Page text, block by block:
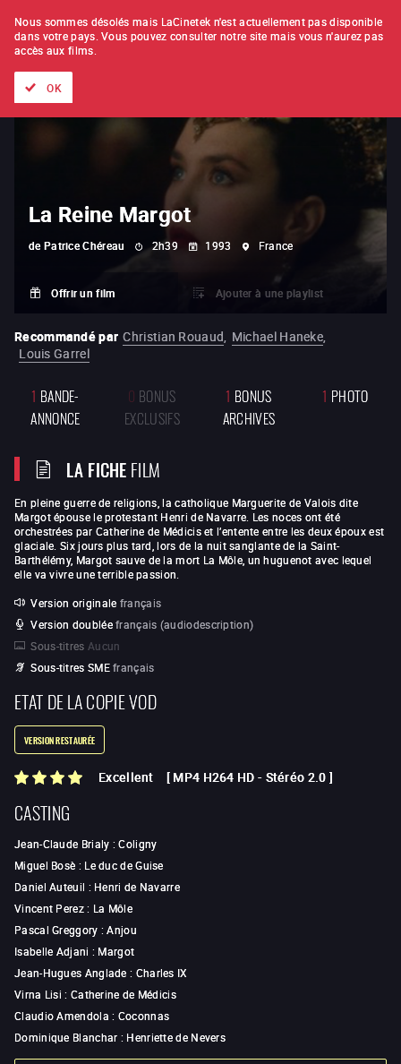
À L'UNITÉ ABONNEMENT
La Reine Margot
de Patrice Chéreau 2h39 1993 France
Offrir un film Ajouter à une playlist
Recommandé par Christian Rouaud, Michael Haneke,
Louis Garrel
1 BANDE-
ANNONCE
0 BONUS
EXCLUSIFS
1 BONUS
ARCHIVES
1 PHOTO
LA FICHEFILM
En pleine guerre de religions, la catholique Marguerite de Valois dite
Margot épouse le protestant Henri de Navarre. Les noces ont été
orchestrées par Catherine de Médicis et l’entente entre les deux époux est
glaciale. Six jours plus tard, lors de la nuit sanglante de la Saint-
Barthélémy, Margot sauve de la mort La Môle, un huguenot avec lequel
elle va vivre une terrible passion.
Version originale français
Version doublée français (audiodescription)
Sous-titres Aucun
Sous-titres SME français
ETAT DE LA COPIE VOD
VERSION RESTAURÉE
Excellent [ MP4 H264 HD - Stéréo 2.0 ]
CASTING
Jean-Claude Brialy :Coligny
Miguel Bosè : Le duc de Guise
Daniel Auteuil : Henri de Navarre
Vincent Perez: La Môle
Pascal Greggory :Anjou
Isabelle Adjani : Margot
Jean-Hugues Anglade : Charles IX
Virna Lisi : Catherine de Médicis
Claudio Amendola : Coconnas
Dominique Blanchar : Henriette de Nevers
Nous sommes désolés mais LaCinetek n'est actuellement pas disponible
dans votre pays. Vous pouvez consulter notre site mais vous n'aurez pas
accès aux films.
OK